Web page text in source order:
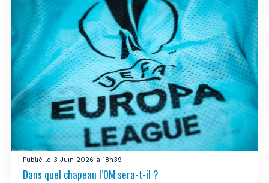
Publié le 3 Juin 2026 à 18h39
Dans quel chapeau l’OM sera-t-il ?